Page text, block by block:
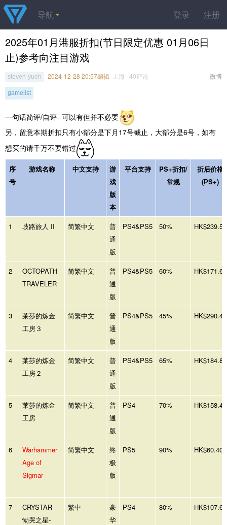
登录 注册
导航
2025年01月港服折扣(节日限定优惠 01月06日
止)参考向注目游戏
微博
steven-yueh 2024-12-28 20:57编辑 上海 40评论
gamelist
一句话简评/自评--可以有但并不必要
另，留意本期折扣只有小部分是下月17号截止，大部分是6号，如有
想买的请千万不要错过
序
号
游戏名称 中文支持
游
戏
版
本
平台支持
PS+折扣/
常规
折后价格
(PS+)
1 歧路旅人 II 简繁中文
普
通
版
PS4&PS5 50% HK$239.50
2
OCTOPATH
TRAVELER
简繁中文
普
通
版
PS4&PS5 60% HK$171.60
3
莱莎的炼金
工房３
简繁中文
普
通
版
PS4&PS5 45% HK$290.40
4
莱莎的炼金
工房２
简繁中文
普
通
版
PS4&PS5 65% HK$184.80
5
莱莎的炼金
工房
简繁中文
普
通
版
PS4 70% HK$158.40
6
Warhammer
Age of
Sigmar
简繁中文
终
极
版
PS5 90% HK$60.40
7
CRYSTAR -
恸哭之星-
繁中
豪
华
PS4 80% HK$107.60